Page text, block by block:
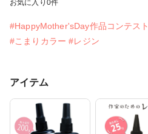
お気に入り 0件
#HappyMother'sDay作品コンテスト
#こまりカラー #レジン
アイテム